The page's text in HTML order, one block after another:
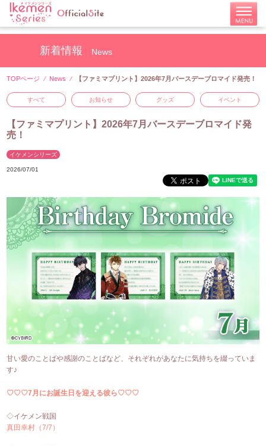
新着情報 News
TOPページ News 【ファミマプリント】2026年7月バースデーブロマイド発売！
すべて お知らせ グッズ イベント
【ファミマプリント】2026年7月バースデーブロマイド発
売！
イケメンシリーズ
2026/07/01
甘い愛のことばや感謝のことばなど、それぞれがあなたに気持ちを綴っていま
す♪
♡♡♡7月にお誕生日を迎える彼ら♡♡♡
◇イケメン戦国
真田幸村（7/7）